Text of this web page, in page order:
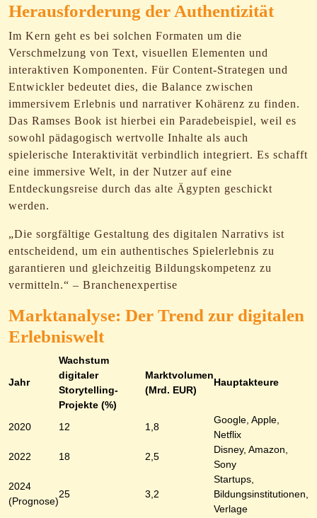
Herausforderung der Authentizität
Im Kern geht es bei solchen Formaten um die
Verschmelzung von Text, visuellen Elementen und
interaktiven Komponenten. Für Content-Strategen und
Entwickler bedeutet dies, die Balance zwischen
immersivem Erlebnis und narrativer Kohärenz zu finden.
Das Ramses Book ist hierbei ein Paradebeispiel, weil es
sowohl pädagogisch wertvolle Inhalte als auch
spielerische Interaktivität verbindlich integriert. Es schafft
eine immersive Welt, in der Nutzer auf eine
Entdeckungsreise durch das alte Ägypten geschickt
werden.
„Die sorgfältige Gestaltung des digitalen Narrativs ist
entscheidend, um ein authentisches Spielerlebnis zu
garantieren und gleichzeitig Bildungskompetenz zu
vermitteln.“ – Branchenexpertise
Marktanalyse: Der Trend zur digitalen
Erlebniswelt
Jahr
Wachstum
digitaler
Storytelling-
Projekte (%)
Marktvolumen
(Mrd. EUR)
Hauptakteure
2020 12 1,8
Google, Apple,
Netflix
2022
18 2,5
Disney, Amazon,
Sony
2024
(Prognose)
25 3,2
Startups,
Bildungsinstitutionen,
Verlage